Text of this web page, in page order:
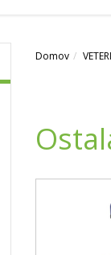
Domov